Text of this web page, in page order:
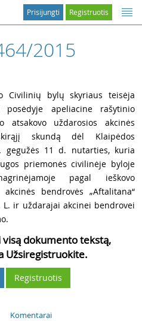
Registruotis
Prisijungti
2015
Civilinių bylų skyriaus teisėja
posėdyje apeliacine rašytinio
atsakovo uždarosios akcinės
skundą dėl Klaipėdos
gegužės 11 d. nutarties, kuria
priemonės civilinėje byloje
pagal ieškovo
bendrovės „Aftalitana“
L. ir uždarajai akcinei bendrovei
dokumento tekstą,
Užsiregistruokite.
Registruotis
Komentarai